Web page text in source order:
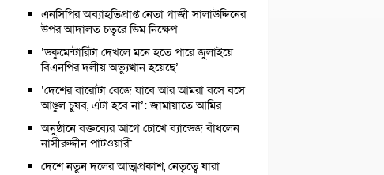
এনসিপির অব্যাহতিপ্রাপ্ত নেতা গাজী সালাউদ্দিনের
উপর আদালত চত্বরে ডিম নিক্ষেপ
‘ডকুমেন্টারিটা দেখলে মনে হতে পারে জুলাইয়ে
বিএনপির দলীয় অভ্যুত্থান হয়েছে’
‘দেশের বারোটা বেজে যাবে আর আমরা বসে বসে
আঙুল চুষব, এটা হবে না’: জামায়াতে আমির
অনুষ্ঠানে বক্তব্যের আগে চোখে ব্যান্ডেজ বাঁধলেন
নাসীরুদ্দীন পাটওয়ারী
দেশে নতুন দলের আত্মপ্রকাশ, নেতৃত্বে যারা